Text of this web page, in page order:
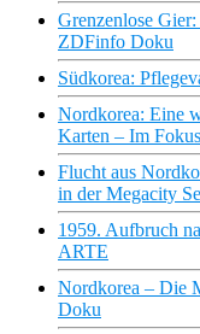
Grenzenlose
ZDFinfo Doku
Südkorea:
Nordkorea: Eine
Karten – Im
Flucht aus
in der Megacity
1959. Aufbruch
ARTE
Nordkorea – Die
Doku